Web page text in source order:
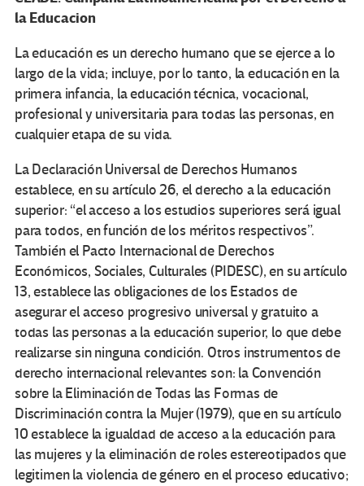
la Educacion
La educación es un derecho humano que se ejerce a lo
largo de la vida; incluye, por lo tanto, la educación en la
primera infancia, la educación técnica, vocacional,
profesional y universitaria para todas las personas, en
cualquier etapa de su vida.
La Declaración Universal de Derechos Humanos
establece, en su artículo 26, el derecho a la educación
superior: “el acceso a los estudios superiores será igual
para todos, en función de los méritos respectivos”.
También el Pacto Internacional de Derechos
Económicos, Sociales, Culturales (PIDESC), en su artículo
13, establece las obligaciones de los Estados de
asegurar el acceso progresivo universal y gratuito a
todas las personas a la educación superior, lo que debe
realizarse sin ninguna condición. Otros instrumentos de
derecho internacional relevantes son: la Convención
sobre la Eliminación de Todas las Formas de
Discriminación contra la Mujer (1979), que en su artículo
10 establece la igualdad de acceso a la educación para
las mujeres y la eliminación de roles estereotipados que
legitimen la violencia de género en el proceso educativo;